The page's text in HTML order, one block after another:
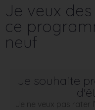
Je veux
ce
neuf
Je souhaite
Je ne veux pas rater